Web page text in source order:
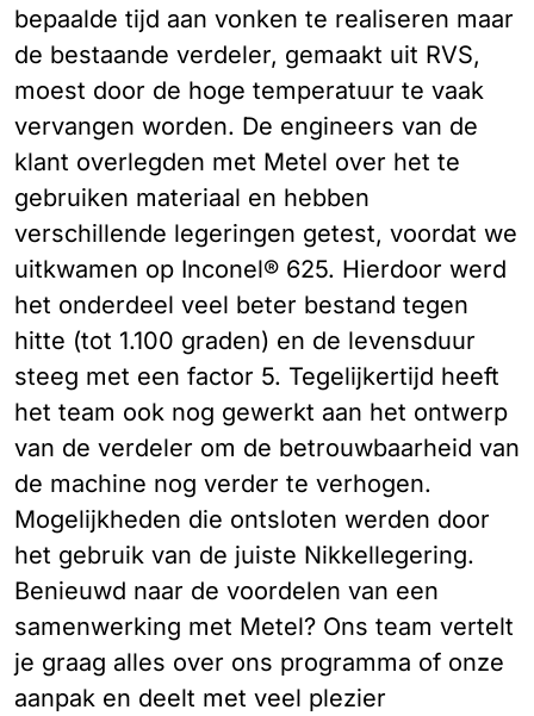
bepaalde tijd aan vonken te realiseren maar
de bestaande verdeler, gemaakt uit RVS,
moest door de hoge temperatuur te vaak
vervangen worden. De engineers van de
klant overlegden met Metel over het te
gebruiken materiaal en hebben
verschillende legeringen getest, voordat we
uitkwamen op Inconel® 625. Hierdoor werd
het onderdeel veel beter bestand tegen
hitte (tot 1.100 graden) en de levensduur
steeg met een factor 5. Tegelijkertijd heeft
het team ook nog gewerkt aan het ontwerp
van de verdeler om de betrouwbaarheid van
de machine nog verder te verhogen.
Mogelijkheden die ontsloten werden door
het gebruik van de juiste Nikkellegering.
Benieuwd naar de voordelen van een
samenwerking met Metel? Ons team vertelt
je graag alles over ons programma of onze
aanpak en deelt met veel plezier